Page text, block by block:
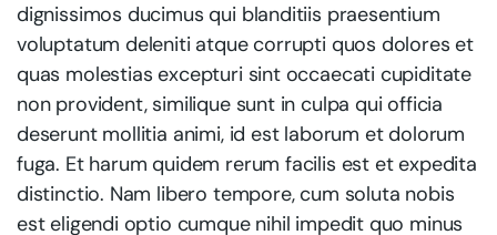
dignissimos ducimus qui blanditiis praesentium
voluptatum deleniti atque corrupti quos dolores et
quas molestias excepturi sint occaecati cupiditate
non provident, similique sunt in culpa qui officia
deserunt mollitia animi, id est laborum et dolorum
fuga. Et harum quidem rerum facilis est et expedita
distinctio. Nam libero tempore, cum soluta nobis
est eligendi optio cumque nihil impedit quo minus